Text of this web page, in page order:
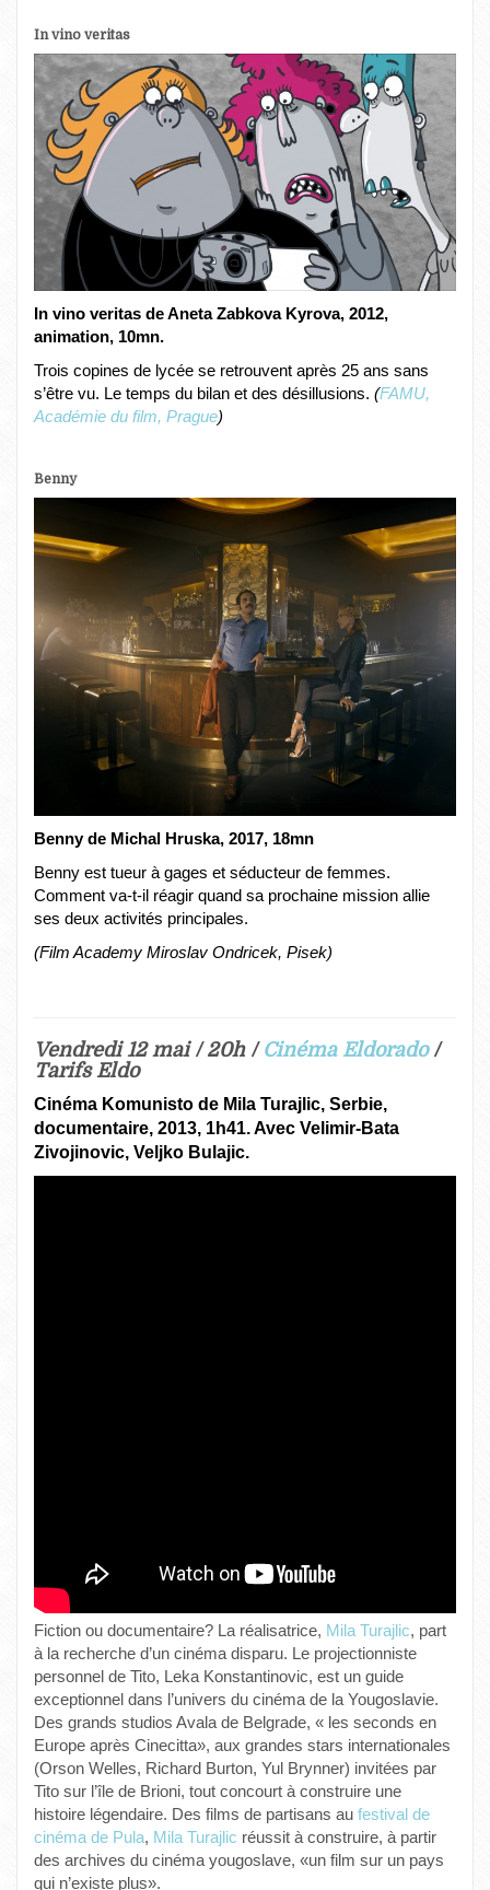
In vino veritas
In vino veritas de Aneta Zabkova Kyrova, 2012,
animation, 10mn.
Trois copines de lycée se retrouvent après 25 ans sans
s’être vu. Le temps du bilan et des désillusions. (FAMU,
Académie du film, Prague)
Benny
Benny de Michal Hruska, 2017, 18mn
Benny est tueur à gages et séducteur de femmes.
Comment va-t-il réagir quand sa prochaine mission allie
ses deux activités principales.
(Film Academy Miroslav Ondricek, Pisek)
Vendredi 12 mai / 20h / Cinéma Eldorado/
Tarifs Eldo
Cinéma Komunisto de Mila Turajlic, Serbie,
documentaire, 2013, 1h41. Avec Velimir-Bata
Zivojinovic, Veljko Bulajic.
Fiction ou documentaire? La réalisatrice, Mila Turajlic, part
à la recherche d’un cinéma disparu. Le projectionniste
personnel de Tito, Leka Konstantinovic, est un guide
exceptionnel dans l’univers du cinéma de la Yougoslavie.
Des grands studios Avala de Belgrade, « les seconds en
Europe après Cinecitta», aux grandes stars internationales
(Orson Welles, Richard Burton, Yul Brynner) invitées par
Tito sur l’île de Brioni, tout concourt à construire une
histoire légendaire. Des films de partisans au festival de
cinéma de Pula, Mila Turajlic réussit à construire, à partir
des archives du cinéma yougoslave, «un film sur un pays
qui n’existe plus».